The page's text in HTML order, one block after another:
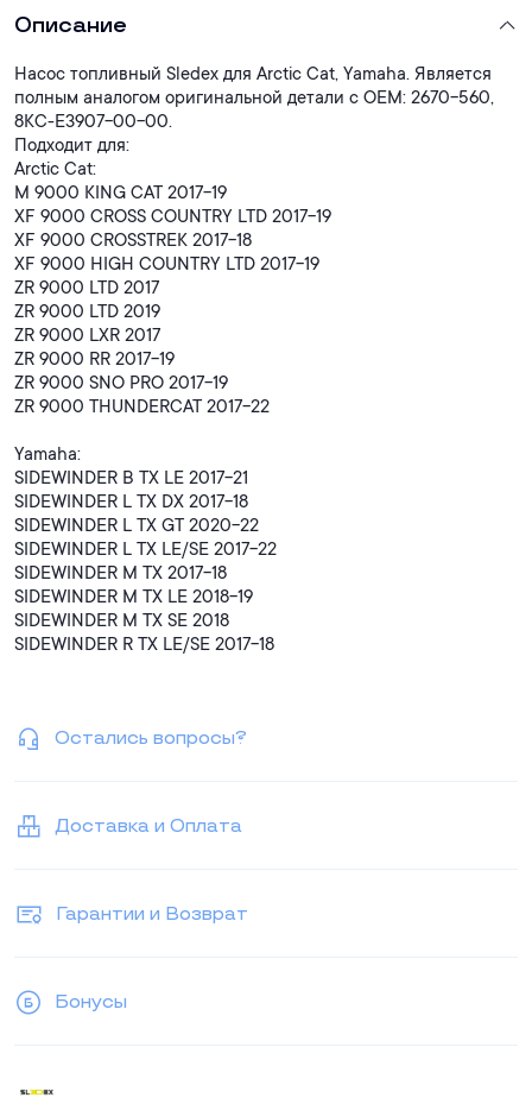
Описание
Насос топливный Sledex для Arctic Cat, Yamaha. Является
полным аналогом оригинальной детали с ОЕМ: 2670-560,
8KC-E3907-00-00.
Подходит для:
Arctic Cat:
M 9000 KING CAT 2017-19
XF 9000 CROSS COUNTRY LTD 2017-19
XF 9000 CROSSTREK 2017-18
XF 9000 HIGH COUNTRY LTD 2017-19
ZR 9000 LTD 2017
ZR 9000 LTD 2019
ZR 9000 LXR 2017
ZR 9000 RR 2017-19
ZR 9000 SNO PRO 2017-19
ZR 9000 THUNDERCAT 2017-22
Yamaha:
SIDEWINDER B TX LE 2017-21
SIDEWINDER L TX DX 2017-18
SIDEWINDER L TX GT 2020-22
SIDEWINDER L TX LE/SE 2017-22
SIDEWINDER M TX 2017-18
SIDEWINDER M TX LE 2018-19
SIDEWINDER M TX SE 2018
SIDEWINDER R TX LE/SE 2017-18
SIDEWINDER SRX LE 2019-22
Страна происхождения: Тайвань
Остались вопросы?
Доставка и Оплата
Гарантии и Возврат
Бонусы